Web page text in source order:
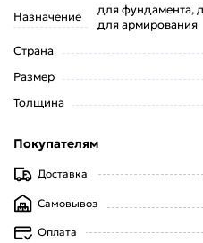
Назначение
для фундамента,
для армирования
Страна
Размер
Толщина
Покупателям
Доставка
Самовывоз
Оплата